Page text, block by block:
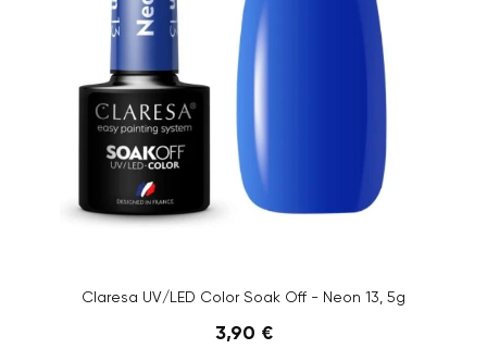
Claresa UV/LED Color Soak Off - Neon 13, 5g
3,90 €